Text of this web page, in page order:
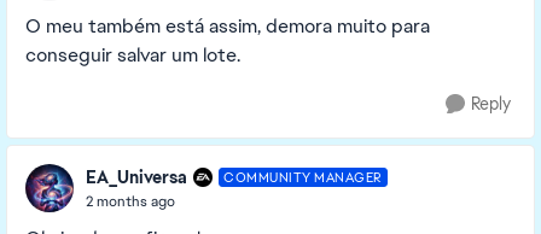
O meu também está assim, demora muito para
conseguir salvar um lote.
Reply
EA_Universa COMMUNITY MANAGER
2 months ago